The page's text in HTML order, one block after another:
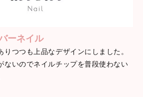
ーネイル
りつつも上品なデザインにしました。
ないのでネイルチップを普段使わない